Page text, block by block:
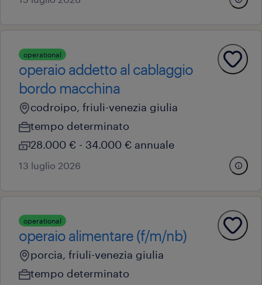
operational
operaio addetto al cablaggio
bordo macchina
codroipo, friuli-venezia giulia
tempo determinato
28.000 € - 34.000 € annuale
13 luglio 2026
operational
operaio alimentare (f/m/nb)
porcia, friuli-venezia giulia
tempo determinato